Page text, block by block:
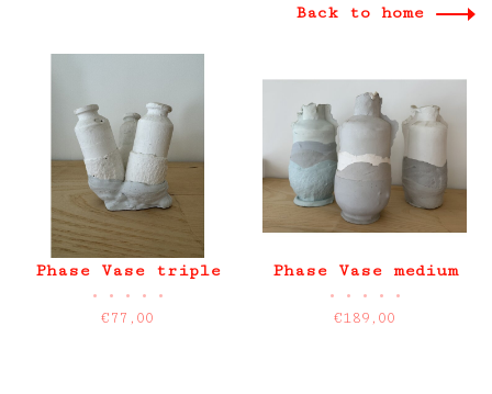
Back to home
Phase Vase triple
• • • • •
€77,00
Phase Vase medium
• • • • •
€189,00